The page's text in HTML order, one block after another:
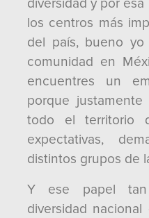
diversidad y por
los centros más
del país, bueno
comunidad en
encuentres un
porque
todo el territorio
expectativas,
distintos grupos de
Y ese papel
diversidad